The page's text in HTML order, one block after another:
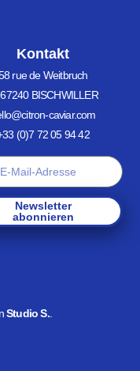
Kontakt
rue de Weitbruch
BISCHWILLER
caviar.com
(0)7 72 05 94 42
Newsletter
abonnieren
Studio S..